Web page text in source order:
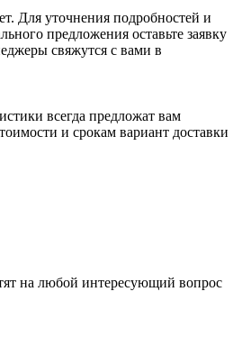
Для уточнения подробностей и
предложения оставьте заявку
свяжутся с вами в
всегда предложат вам
и срокам вариант доставки
на любой интересующий вопрос